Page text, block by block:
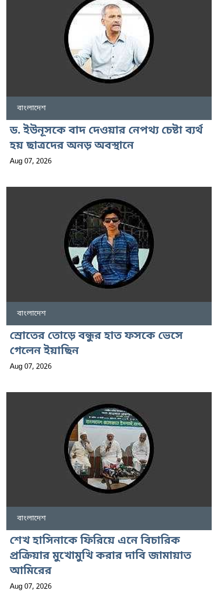
বাংলাদেশ
ড. ইউনূসকে বাদ দেওয়ার নেপথ্য চেষ্টা ব্যর্থ
হয় ছাত্রদের অনড় অবস্থানে
Aug 07, 2026
বাংলাদেশ
স্রোতের তোড়ে বন্ধুর হাত ফসকে ভেসে
গেলেন ইয়াছিন
Aug 07, 2026
বাংলাদেশ
শেখ হাসিনাকে ফিরিয়ে এনে বিচারিক
প্রক্রিয়ার মুখোমুখি করার দাবি জামায়াত
আমিরের
Aug 07, 2026